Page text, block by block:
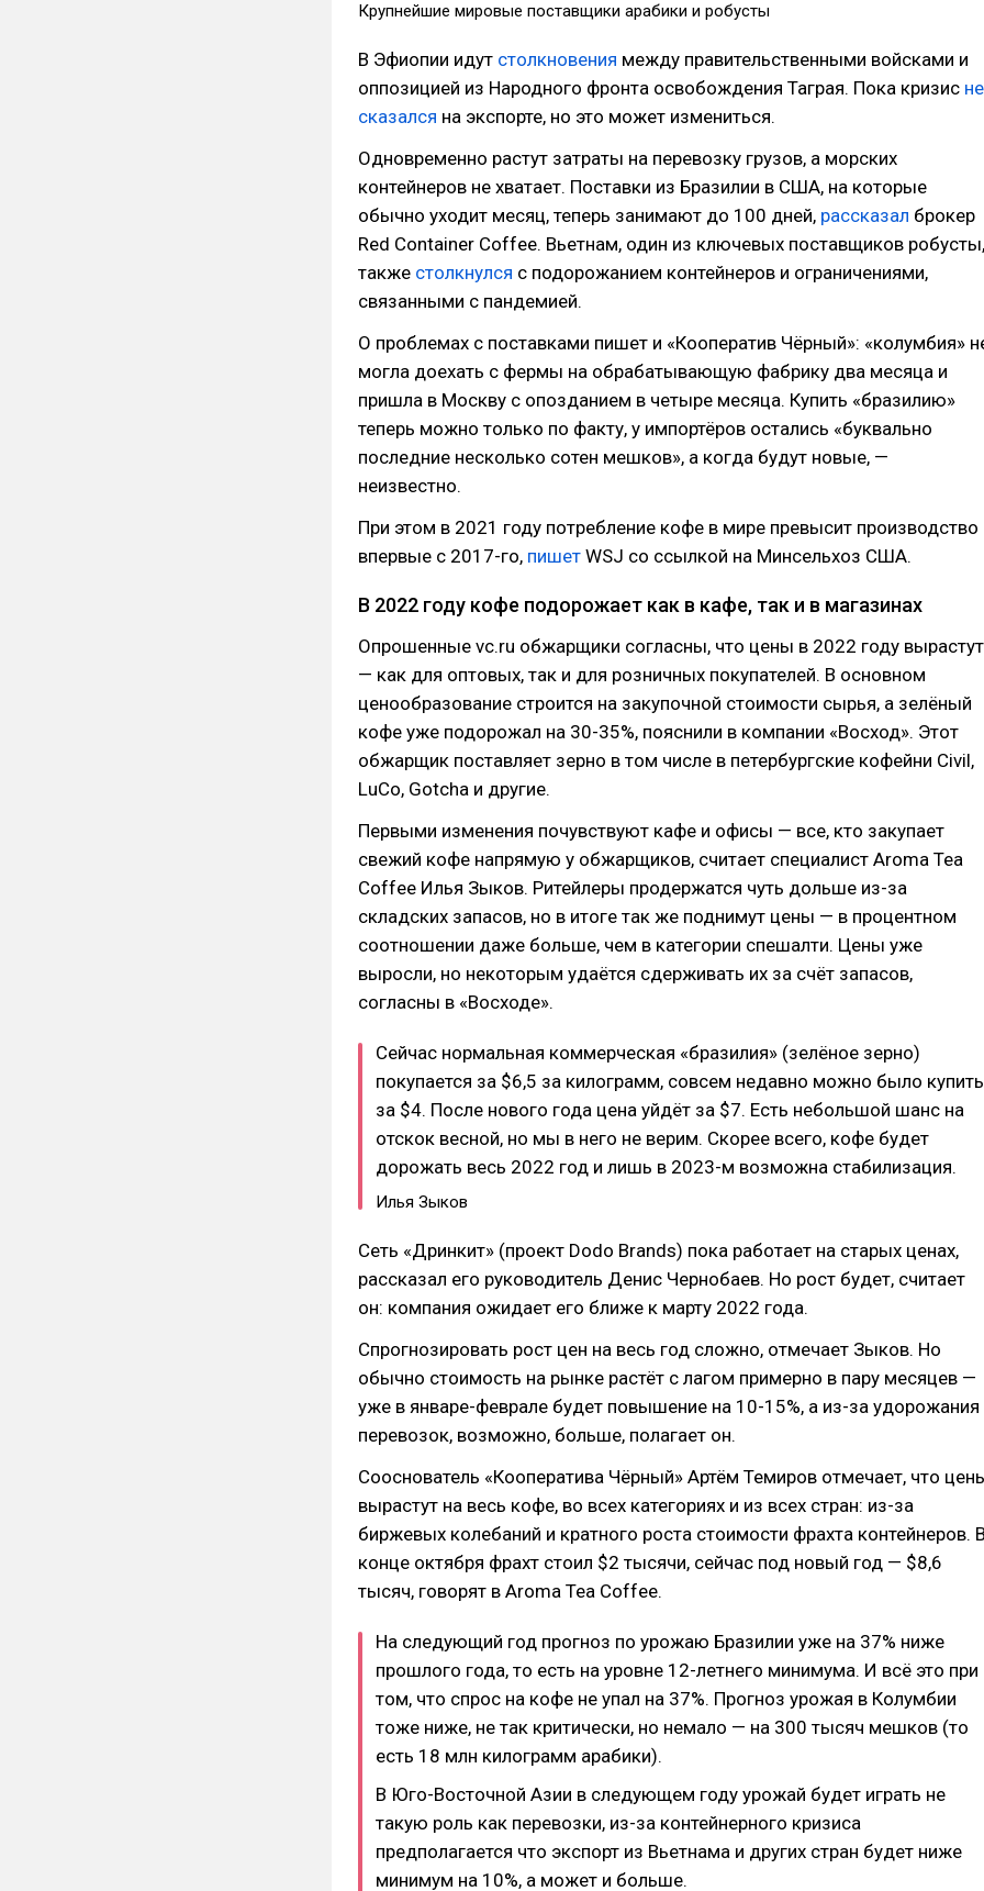
Крупнейшие мировые поставщики арабики и робусты
В Эфиопии идут столкновения между правительственными войсками и
оппозицией из Народного фронта освобождения Таграя. Пока кризис не
сказался на экспорте, но это может измениться.
Одновременно растут затраты на перевозку грузов, а морских
контейнеров не хватает. Поставки из Бразилии в США, на которые
обычно уходит месяц, теперь занимают до 100 дней, рассказал брокер
Red Container Coffee. Вьетнам, один из ключевых поставщиков робусты,
также столкнулся с подорожанием контейнеров и ограничениями,
связанными с пандемией.
О проблемах с поставками пишет и «Кооператив Чёрный»: «колумбия»
могла доехать с фермы на обрабатывающую фабрику два месяца и
пришла в Москву с опозданием в четыре месяца. Купить «бразилию»
теперь можно только по факту, у импортёров остались «буквально
последние несколько сотен мешков», а когда будут новые, —
неизвестно.
При этом в 2021 году потребление кофе в мире превысит производство
впервые с 2017-го, пишет WSJ со ссылкой на Минсельхоз США.
В 2022 году кофе подорожает как в кафе, так и в магазинах
Опрошенные vc.ru обжарщики согласны, что цены в 2022 году вырастут
— как для оптовых, так и для розничных покупателей. В основном
ценообразование строится на закупочной стоимости сырья, а зелёный
кофе уже подорожал на 30-35%, пояснили в компании «Восход». Этот
обжарщик поставляет зерно в том числе в петербургские кофейни Civil,
LuCo, Gotcha и другие.
Первыми изменения почувствуют кафе и офисы — все, кто закупает
свежий кофе напрямую у обжарщиков, считает специалист Aroma Tea
Coffee Илья Зыков. Ритейлеры продержатся чуть дольше из-за
складских запасов, но в итоге так же поднимут цены — в процентном
соотношении даже больше, чем в категории спешалти. Цены уже
выросли, но некоторым удаётся сдерживать их за счёт запасов,
согласны в «Восходе».
Сейчас нормальная коммерческая «бразилия» (зелёное зерно)
покупается за $6,5 за килограмм, совсем недавно можно было купить
за $4. После нового года цена уйдёт за $7. Есть небольшой шанс на
отскок весной, но мы в него не верим. Скорее всего, кофе будет
дорожать весь 2022 год и лишь в 2023-м возможна стабилизация.
Илья Зыков
Сеть «Дринкит» (проект Dodo Brands) пока работает на старых ценах,
рассказал его руководитель Денис Чернобаев. Но рост будет, считает
он: компания ожидает его ближе к марту 2022 года.
Спрогнозировать рост цен на весь год сложно, отмечает Зыков. Но
обычно стоимость на рынке растёт с лагом примерно в пару месяцев —
уже в январе-феврале будет повышение на 10-15%, а из-за удорожания
перевозок, возможно, больше, полагает он.
Сооснователь «Кооператива Чёрный» Артём Темиров отмечает, что
вырастут на весь кофе, во всех категориях и из всех стран: из-за
биржевых колебаний и кратного роста стоимости фрахта контейнеров.
конце октября фрахт стоил $2 тысячи, сейчас под новый год — $8,6
тысяч, говорят в Aroma Tea Coffee.
На следующий год прогноз по урожаю Бразилии уже на 37% ниже
прошлого года, то есть на уровне 12-летнего минимума. И всё это при
том, что спрос на кофе не упал на 37%. Прогноз урожая в Колумбии
тоже ниже, не так критически, но немало — на 300 тысяч мешков (то
есть 18 млн килограмм арабики).
В Юго-Восточной Азии в следующем году урожай будет играть не
такую роль как перевозки, из-за контейнерного кризиса
предполагается что экспорт из Вьетнама и других стран будет ниже
минимум на 10%, а может и больше.